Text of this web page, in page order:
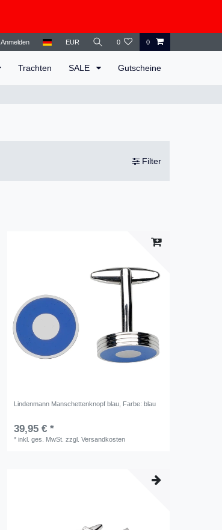
Anmelden EUR 0 0
Trachten SALE Gutscheine
Filter
Lindenmann Manschettenknopf blau, Farbe: blau
39,95 € *
*inkl. ges. MwSt. zzgl.Versandkosten